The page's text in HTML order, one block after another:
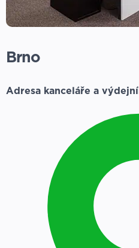
Brno
Adresa kanceláře a